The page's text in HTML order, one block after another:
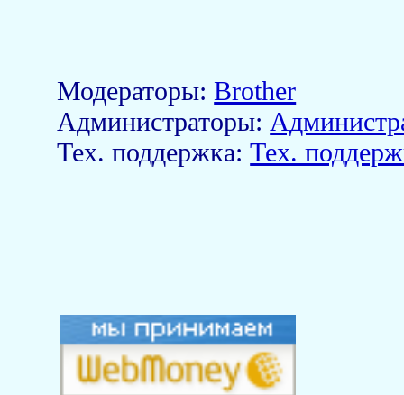
Модераторы:Brother
Aдминистраторы:
Тех. поддержка:Тех.